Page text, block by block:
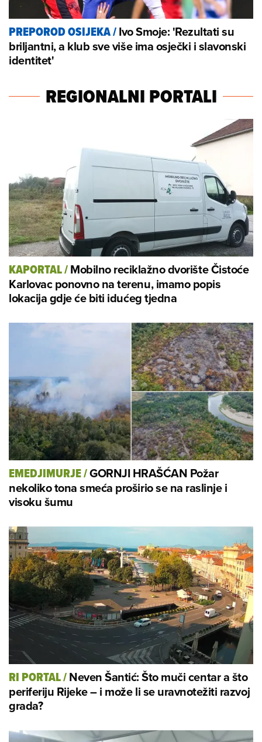
PREPOROD OSIJEKA/Ivo Smoje: 'Rezultati su
briljantni, a klub sve više ima osječki i slavonski
identitet'
REGIONALNI PORTALI
KAPORTAL/Mobilno reciklažno dvorište Čistoće
Karlovac ponovno na terenu, imamo popis
lokacija gdje će biti idućeg tjedna
EMEDJIMURJE/GORNJI HRAŠĆAN Požar
nekoliko tona smeća proširio se na raslinje i
visoku šumu
RI PORTAL/Neven Šantić: Što muči centar a što
periferiju Rijeke – i može li se uravnotežiti razvoj
grada?